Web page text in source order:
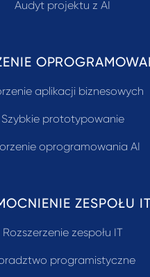
Audyt projektu z AI
aplikacji biznesowych
Szybkie prototypowanie
oprogramowania AI
ZESPOŁU
Rozszerzenie zespołu IT
programistyczne